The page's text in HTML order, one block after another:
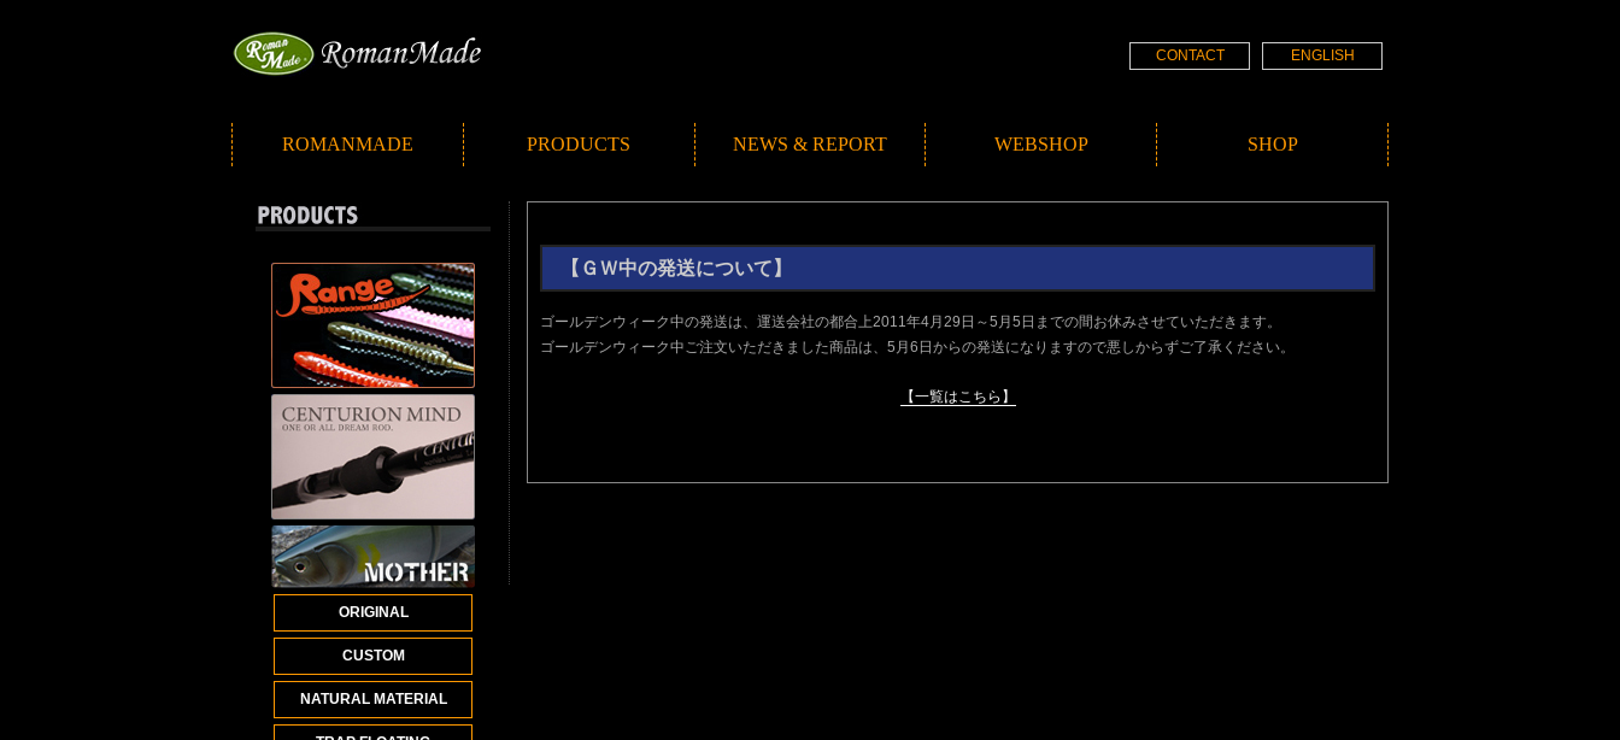
ENGLISH
CONTACT
ROMANMADE PRODUCTS NEWS & REPORT WEBSHOP SHOP
【ＧＷ中の発送について】
ゴールデンウィーク中の発送は、運送会社の都合上2011年4月29日～5月5日までの間お休みさせていただきます。
ゴールデンウィーク中ご注文いただきました商品は、5月6日からの発送になりますので悪しからずご了承ください。
【一覧はこちら】
ORIGINAL
CUSTOM
NATURAL MATERIAL